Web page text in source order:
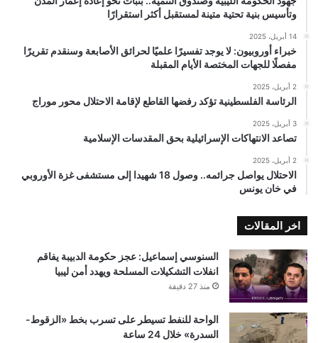
وتأسيس بنية تحتية متينة لمستقبل أكثر استقرارًا
14 أبريل، 2025
خبراء أوروبيون: لا يوجد تفسيرًا علميًا لحرائق الأصابعة وسنقدم تقريرًا
مفصلًا للجهات المختصة الأيام المقبلة
2 أبريل، 2025
الرئاسة الفلسطينية تؤكد رفضها القاطع لإقامة الاحتلال محور موراج
3 أبريل، 2025
تصاعد الانتهاكات الإسرائيلية بحق المقدسات الإسلامية
2 أبريل، 2025
الاحتلال يواصل جرائمه.. وصول 18 شهيدا إلى مستشفى غزة الأوروبي
في خان يونس
اخر المقالات
السنوسي إسماعيل: عجز حكومة الدبيبة يفاقم
انفلات التشكيلات المسلحة ويهدد أمن ليبيا
منذ 27 دقيقة
الواحة للنفط تسيطر على تسرب بخط «الزقوط-
السدرة» خلال 24 ساعة